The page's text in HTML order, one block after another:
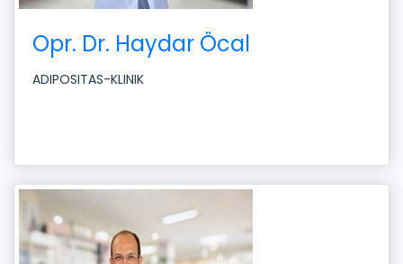
Opr. Dr. Haydar Öcal
ADIPOSITAS-KLINIK